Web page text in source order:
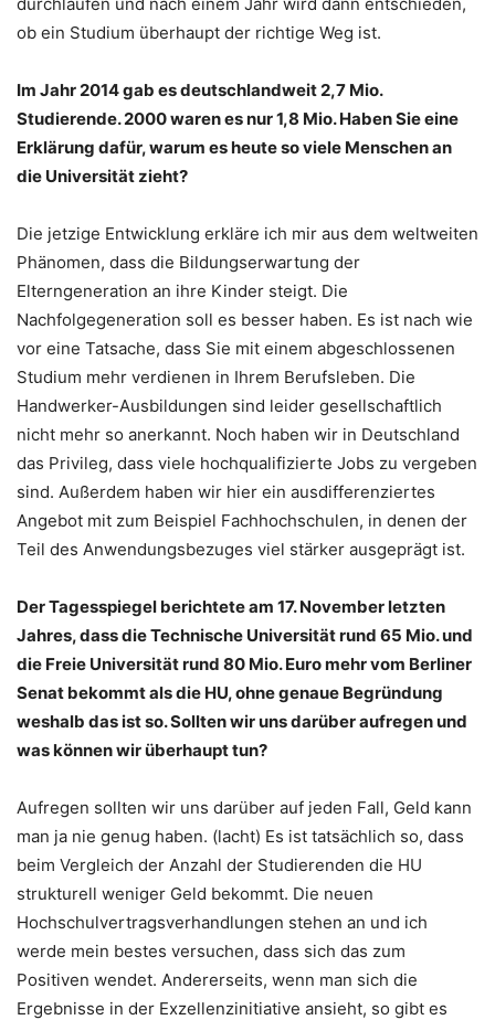
ob ein Studium überhaupt der richtige Weg ist.
Im Jahr 2014 gab es deutschlandweit 2,7 Mio.
Studierende. 2000 waren es nur 1,8 Mio. Haben Sie eine
Erklärung dafür, warum es heute so viele Menschen an
die Universität zieht?
Die jetzige Entwicklung erkläre ich mir aus dem weltweiten
Phänomen, dass die Bildungserwartung der
Elterngeneration an ihre Kinder steigt. Die
Nachfolgegeneration soll es besser haben. Es ist nach wie
vor eine Tatsache, dass Sie mit einem abgeschlossenen
Studium mehr verdienen in Ihrem Berufsleben. Die
Handwerker-Ausbildungen sind leider gesellschaftlich
nicht mehr so anerkannt. Noch haben wir in Deutschland
das Privileg, dass viele hochqualifizierte Jobs zu vergeben
sind. Außerdem haben wir hier ein ausdifferenziertes
Angebot mit zum Beispiel Fachhochschulen, in denen der
Teil des Anwendungsbezuges viel stärker ausgeprägt ist.
Der Tagesspiegel berichtete am 17. November letzten
Jahres, dass die Technische Universität rund 65 Mio. und
die Freie Universität rund 80 Mio. Euro mehr vom Berliner
Senat bekommt als die HU, ohne genaue Begründung
weshalb das ist so. Sollten wir uns darüber aufregen und
was können wir überhaupt tun?
Aufregen sollten wir uns darüber auf jeden Fall, Geld kann
man ja nie genug haben. (lacht) Es ist tatsächlich so, dass
beim Vergleich der Anzahl der Studierenden die HU
strukturell weniger Geld bekommt. Die neuen
Hochschulvertragsverhandlungen stehen an und ich
werde mein bestes versuchen, dass sich das zum
Positiven wendet. Andererseits, wenn man sich die
Ergebnisse in der Exzellenzinitiative ansieht, so gibt es